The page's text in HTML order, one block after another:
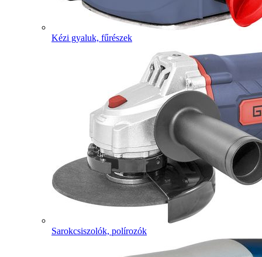
Kézi gyaluk, fűrészek
Sarokcsiszolók, polírozók